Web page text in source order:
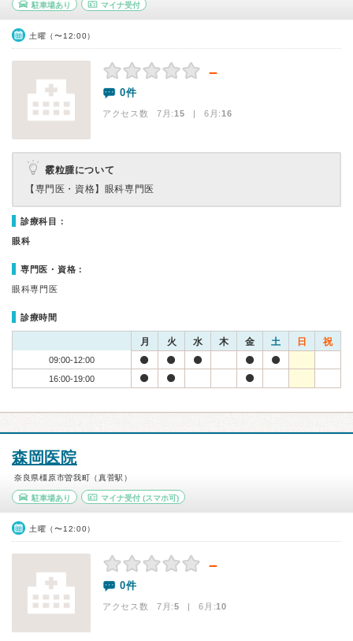
駐車場あり マイナ受付
土曜（〜12:00）
－
0件
アクセス数 7月:15 | 6月:16
霰粒腫について
【専門医・資格】 眼科専門医
診療科目：
眼科
専門医・資格：
眼科専門医
診療時間
月 火 水 木 金 土 日 祝
09:00-12:00
16:00-19:00
森岡医院
奈良県橿原市曽我町（真菅駅）
駐車場あり マイナ受付(スマホ可)
土曜（〜12:00）
－
0件
アクセス数 7月:5 | 6月:10